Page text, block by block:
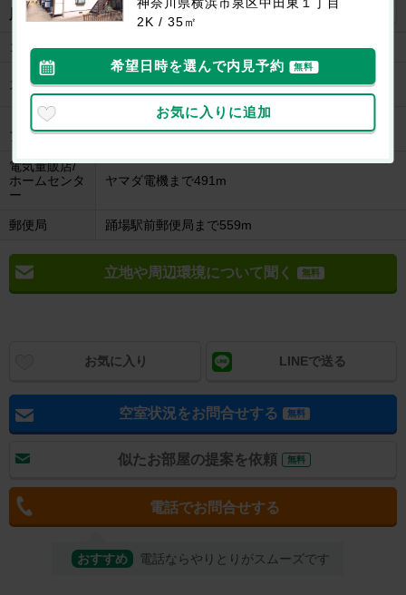
周辺施設 地図を見る
コンビニ セブンイレブンまで151m
スーパー
今美屋まで602m
Aコープまで774m
ドラッグスト
ア
ドラッグストアスマイルまで609m
電気量販店/
ホームセンタ
ー
ヤマダ電機まで491m
郵便局 踊場駅前郵便局まで559m
立地や周辺環境について聞く 無料
お気に入り LINEで送る
空室状況をお問合せする 無料
似たお部屋の提案を依頼 無料
電話でお問合せする
おすすめ 電話ならやりとりがスムーズです
2K / 35㎡
希望日時を選んで内見予約 無料
お気に入りに追加